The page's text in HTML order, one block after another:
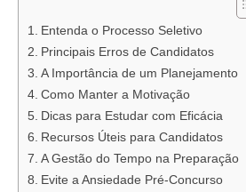
Entenda o Processo Seletivo
Principais Erros de Candidatos
A Importância de um Planejamento
Como Manter a Motivação
Dicas para Estudar com Eficácia
Recursos Úteis para Candidatos
A Gestão do Tempo na Preparação
Evite a Ansiedade Pré-Concurso